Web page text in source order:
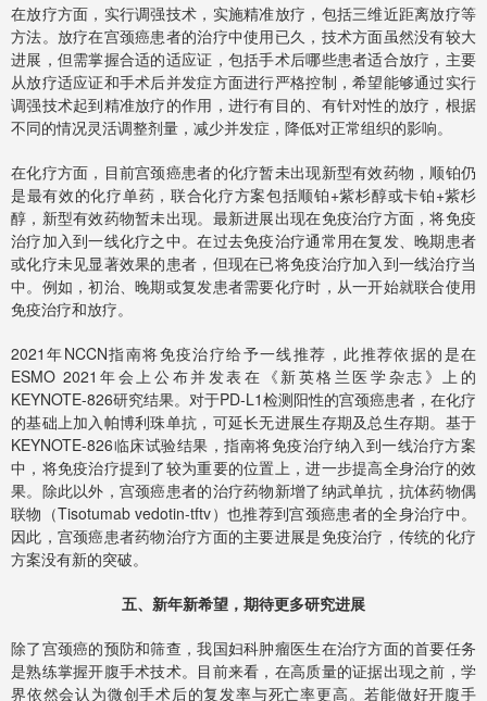
在放疗方面，实行调强技术，实施精准放疗，包括三维近距离放疗等
方法。放疗在宫颈癌患者的治疗中使用已久，技术方面虽然没有较大
进展，但需掌握合适的适应证，包括手术后哪些患者适合放疗，主要
从放疗适应证和手术后并发症方面进行严格控制，希望能够通过实行
调强技术起到精准放疗的作用，进行有目的、有针对性的放疗，根据
不同的情况灵活调整剂量，减少并发症，降低对正常组织的影响。
在化疗方面，目前宫颈癌患者的化疗暂未出现新型有效药物，顺铂仍
是最有效的化疗单药，联合化疗方案包括顺铂+紫杉醇或卡铂+紫杉
醇，新型有效药物暂未出现。最新进展出现在免疫治疗方面，将免疫
治疗加入到一线化疗之中。在过去免疫治疗通常用在复发、晚期患者
或化疗未见显著效果的患者，但现在已将免疫治疗加入到一线治疗当
中。例如，初治、晚期或复发患者需要化疗时，从一开始就联合使用
免疫治疗和放疗。
2021年NCCN指南将免疫治疗给予一线推荐，此推荐依据的是在
ESMO 2021年会上公布并发表在《新英格兰医学杂志》上的
KEYNOTE-826研究结果。对于PD-L1检测阳性的宫颈癌患者，在化疗
的基础上加入帕博利珠单抗，可延长无进展生存期及总生存期。基于
KEYNOTE-826临床试验结果，指南将免疫治疗纳入到一线治疗方案
中，将免疫治疗提到了较为重要的位置上，进一步提高全身治疗的效
果。除此以外，宫颈癌患者的治疗药物新增了纳武单抗，抗体药物偶
联物（Tisotumab vedotin-tftv）也推荐到宫颈癌患者的全身治疗中。
因此，宫颈癌患者药物治疗方面的主要进展是免疫治疗，传统的化疗
方案没有新的突破。
五、新年新希望，期待更多研究进展
除了宫颈癌的预防和筛查，我国妇科肿瘤医生在治疗方面的首要任务
是熟练掌握开腹手术技术。目前来看，在高质量的证据出现之前，学
界依然会认为微创手术后的复发率与死亡率更高。若能做好开腹手